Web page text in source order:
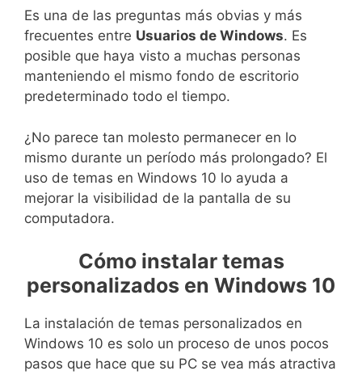
Es una de las preguntas más obvias y más
frecuentes entre Usuarios de Windows. Es
posible que haya visto a muchas personas
manteniendo el mismo fondo de escritorio
predeterminado todo el tiempo.
¿No parece tan molesto permanecer en lo
mismo durante un período más prolongado? El
uso de temas en Windows 10 lo ayuda a
mejorar la visibilidad de la pantalla de su
computadora.
Cómo instalar temas
personalizados en Windows 10
La instalación de temas personalizados en
Windows 10 es solo un proceso de unos pocos
pasos que hace que su PC se vea más atractiva